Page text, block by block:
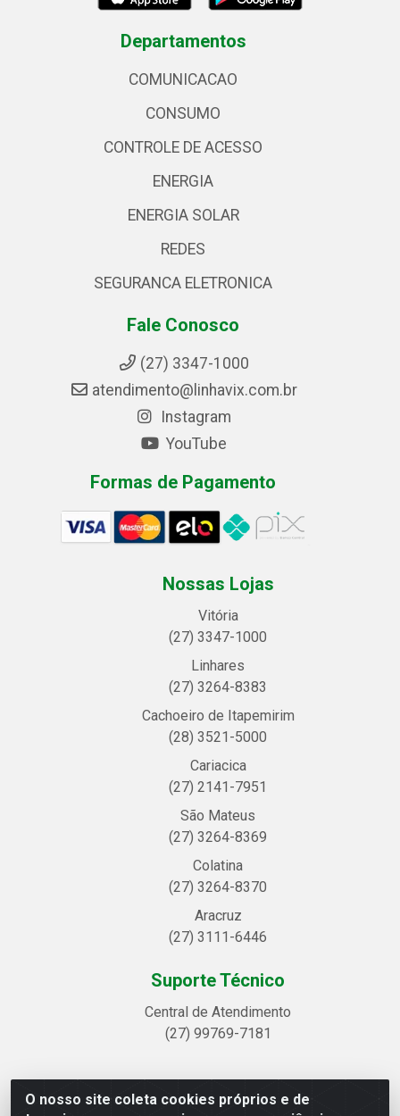
O nosso site coleta cookies próprios e de
Departamentos
COMUNICACAO
CONSUMO
CONTROLE DE ACESSO
ENERGIA
ENERGIA SOLAR
REDES
SEGURANCA ELETRONICA
Fale Conosco
(27) 3347-1000
atendimento@linhavix.com.br
Instagram
YouTube
Formas de Pagamento
Nossas Lojas
Vitória
(27) 3347-1000
Linhares
(27) 3264-8383
Cachoeiro de Itapemirim
(28) 3521-5000
Cariacica
(27) 2141-7951
São Mateus
(27) 3264-8369
Colatina
(27) 3264-8370
Aracruz
(27) 3111-6446
Suporte Técnico
Central de Atendimento
(27) 99769-7181
Linhavix Distribuidora LTDA - Avenida Alegre, 2521 -